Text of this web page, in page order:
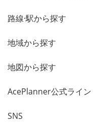
路線·駅から探す
地域から探す
地図から探す
AcePlanner公式ライン
SNS